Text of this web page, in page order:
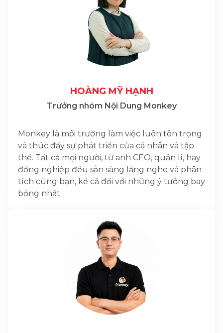
HOÀNG MỸ HẠNH
Trưởng nhóm Nội Dung Monkey
Monkey là môi trường làm việc luôn tôn trọng
và thúc đẩy sự phát triển của cá nhân và tập
thể. Tất cả mọi người, từ anh CEO, quản lí, hay
đồng nghiệp đều sẵn sàng lắng nghe và phân
tích cùng bạn, kể cả đối với những ý tưởng bay
bổng nhất.